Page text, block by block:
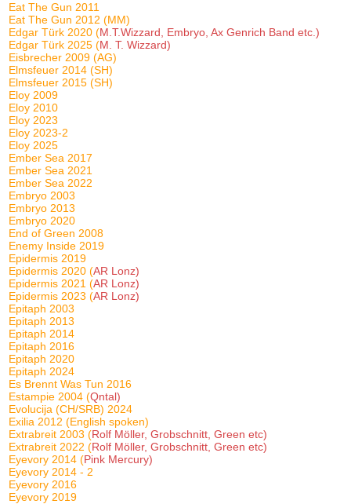
Eat The Gun 2011
Eat The Gun 2012 (MM)
Edgar Türk 2020 (M.T.Wizzard, Embryo, Ax Genrich Band etc.)
Edgar Türk 2025 (M. T. Wizzard)
Eisbrecher 2009 (AG)
Elmsfeuer 2014 (SH)
Elmsfeuer 2015 (SH)
Eloy 2009
Eloy 2010
Eloy 2023
Eloy 2023-2
Eloy 2025
Ember Sea 2017
Ember Sea 2021
Ember Sea 2022
Embryo 2003
Embryo 2013
Embryo 2020
End of Green 2008
Enemy Inside 2019
Epidermis 2019
Epidermis 2020 (AR Lonz)
Epidermis 2021 (AR Lonz)
Epidermis 2023 (AR Lonz)
Epitaph 2003
Epitaph 2013
Epitaph 2014
Epitaph 2016
Epitaph 2020
Epitaph 2024
Es Brennt Was Tun 2016
Estampie 2004 (Qntal)
Evolucija (CH/SRB) 2024
Exilia 2012 (English spoken)
Extrabreit 2003 (Rolf Möller, Grobschnitt, Green etc)
Extrabreit 2022 (Rolf Möller, Grobschnitt, Green etc)
Eyevory 2014 (Pink Mercury)
Eyevory 2014 - 2
Eyevory 2016
Eyevory 2019